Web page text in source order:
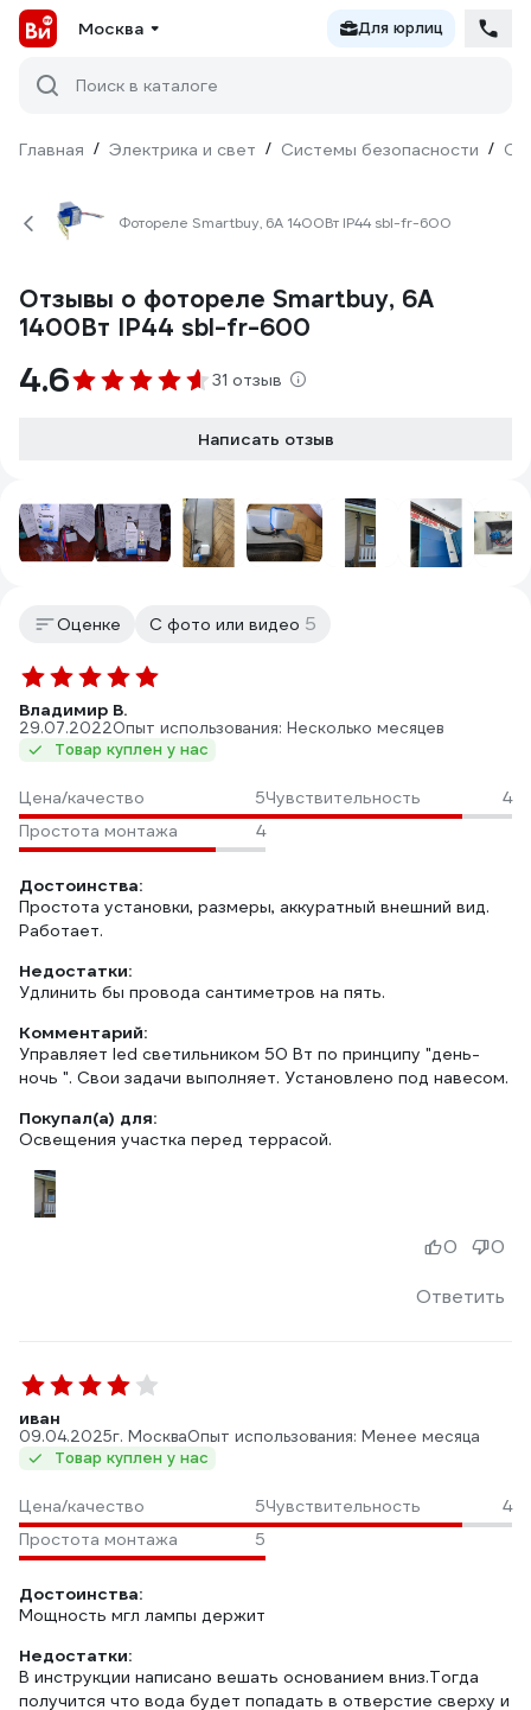
Москва Для юрлиц
Поиск в каталоге
Главная / Электрика и свет / Системы безопасности /
Фотореле Smartbuy, 6А 1400Вт IP44 sbl-fr-600
Отзывы о фотореле Smartbuy, 6А
1400Вт IP44 sbl-fr-600
4.6 31 отзыв
Написать отзыв
Оценке С фото или видео 5
Владимир В.
29.07.2022Опыт использования: Несколько месяцев
Товар куплен у нас
Цена/качество 5Чувствительность
4
Простота монтажа
4
Достоинства:
Простота установки, размеры, аккуратный внешний вид.
Работает.
Недостатки:
Удлинить бы провода сантиметров на пять.
Комментарий:
Управляет led светильником 50 Вт по принципу "день-
ночь ". Свои задачи выполняет. Установлено под навесом.
Покупал(а) для:
Освещения участка перед террасой.
Ответить
0 0
иван
09.04.2025г. МоскваОпыт использования: Менее месяца
Товар куплен у нас
Цена/качество 5Чувствительность
4
Простота монтажа
5
Достоинства:
Мощность мгл лампы держит
Недостатки:
В инструкции написано вешать основанием вниз.Тогда
получится что вода будет попадать в отверстие сверху и